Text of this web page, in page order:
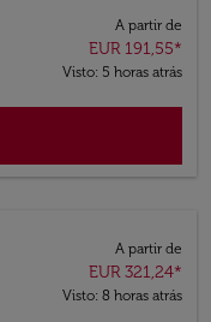
A partir de
EUR 191,55*
Visto: 5 horas atrás
A partir de
EUR 321,24*
Visto: 8 horas atrás